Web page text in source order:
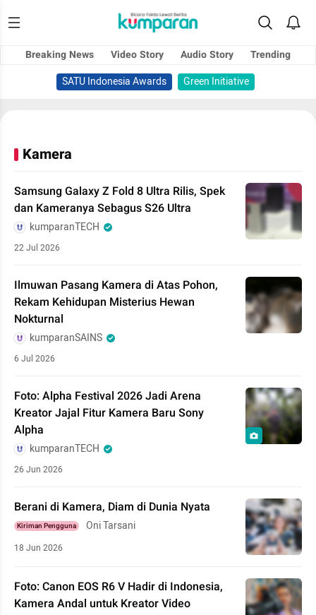
Breaking News Video Story Audio Story
Trending
SATU Indonesia Awards
Green Initiative
Kamera
Samsung Galaxy Z Fold 8 Ultra Rilis, Spek
dan Kameranya Sebagus S26 Ultra
kumparanTECH
22 Jul 2026
Ilmuwan Pasang Kamera di Atas Pohon,
Rekam Kehidupan Misterius Hewan
Nokturnal
kumparanSAINS
6 Jul 2026
Foto: Alpha Festival 2026 Jadi Arena
Kreator Jajal Fitur Kamera Baru Sony
Alpha
kumparanTECH
26 Jun 2026
Berani di Kamera, Diam di Dunia Nyata
Kiriman Pengguna Oni Tarsani
18 Jun 2026
Foto: Canon EOS R6 V Hadir di Indonesia,
Kamera Andal untuk Kreator Video